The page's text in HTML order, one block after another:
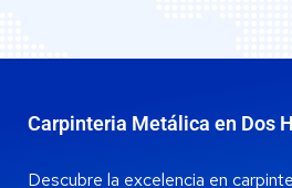
Carpinteria Metálica en Dos
Descubre la excelencia en